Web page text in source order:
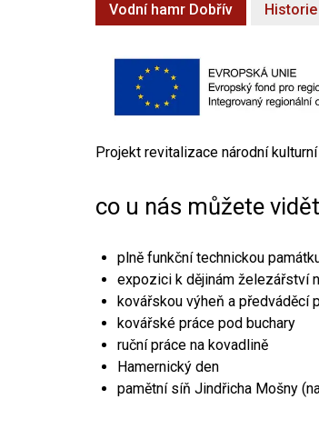
Vodní hamr Dobřív
Projekt revitalizace národní
co u nás můžete
plně funkční technickou
expozici k dějinám železářství
kovářskou výheň a předváděcí
kovářské práce pod buchary
ruční práce na kovadlině
Hamernický den
pamětní síň Jindřicha Mošny